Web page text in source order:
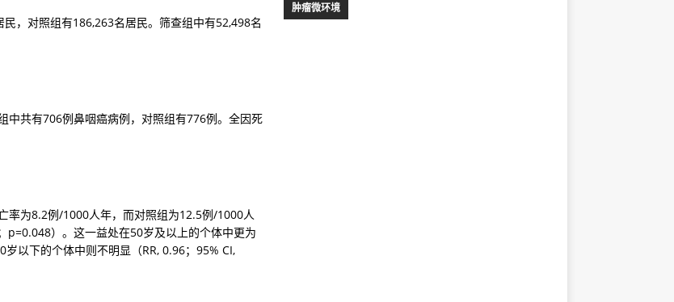
，对照组有186,263名居民。筛查组中有52,498名
中共有706例鼻咽癌病例，对照组有776例。全因死
率为8.2例/1000人年，而对照组为12.5例/1000人
p=0.048）。这一益处在50岁及以上的个体中更为
以下的个体中则不明显（RR, 0.96；95% CI,
肿瘤微环境